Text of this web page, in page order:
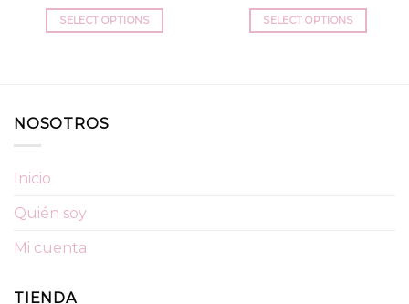
SELECT OPTIONS SELECT OPTIONS
NOSOTROS
Inicio
Quién soy
Mi cuenta
TIENDA